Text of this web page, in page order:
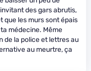
des gars abrutis,
que les murs sont épais
médecine. Même
de la police et lettres au
au meurtre, ça